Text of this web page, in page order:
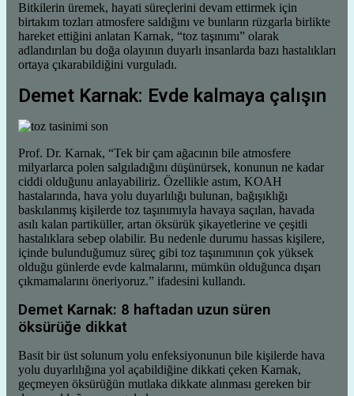
Bitkilerin üremek, hayati süreçlerini devam ettirmek için
birtakım tozları atmosfere saldığını ve bunların rüzgarla birlikte
hareket ettiğini anlatan Karnak, “toz taşınımı” olarak
adlandırılan bu doğa olayının duyarlı insanlarda bazı hastalıkları
ortaya çıkarabildiğini vurguladı.
Demet Karnak: Evde kalmaya çalışın
Prof. Dr. Karnak, “Tek bir çam ağacının bile atmosfere
milyarlarca polen salgıladığını düşünürsek, konunun ne kadar
ciddi olduğunu anlayabiliriz. Özellikle astım, KOAH
hastalarında, hava yolu duyarlılığı bulunan, bağışıklığı
baskılanmış kişilerde toz taşınımıyla havaya saçılan, havada
asılı kalan partiküller, artan öksürük şikayetlerine ve çeşitli
hastalıklara sebep olabilir. Bu nedenle durumu hassas kişilere,
içinde bulunduğumuz süreç gibi toz taşınımının çok yüksek
olduğu günlerde evde kalmalarını, mümkün olduğunca dışarı
çıkmamalarını öneriyoruz.” ifadesini kullandı.
Demet Karnak: 8 haftadan uzun süren
öksürüğe dikkat
Basit bir üst solunum yolu enfeksiyonunun bile kişilerde hava
yolu duyarlılığına yol açabildiğine dikkati çeken Karnak,
geçmeyen öksürüğün mutlaka dikkate alınması gereken bir